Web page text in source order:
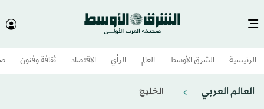
الرئيسية الشرق الأوسط​ العالم الرأي الاقتصاد ثقافة وفنون
العالم العربي الخليج